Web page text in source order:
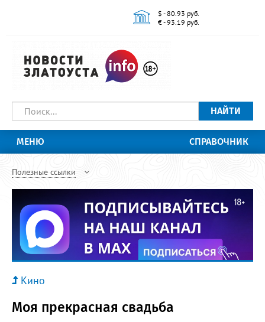
$ - 80.93 руб.
€ - 93.19 руб.
НАЙТИ
МЕНЮ СПРАВОЧНИК
Полезные ссылки
Кино
Моя прекрасная свадьба